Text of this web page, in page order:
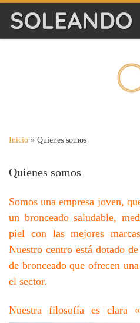
Saltar al contenido
Inicio » Quienes somos
Quienes somos
Somos una empresa joven,
un bronceado saludable,
piel con las mejores
Nuestro centro está dotado
de bronceado que ofrecen
el sector.
Nuestra filosofía es clara